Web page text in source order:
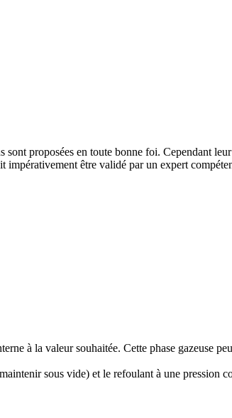
proposées en toute bonne foi. Cependant
être validé par un expert
à la valeur souhaitée. Cette phase gazeuse
sous vide) et le refoulant à une pression